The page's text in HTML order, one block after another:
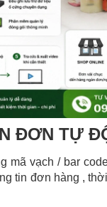
ĐƠN TỰ
mã vạch / bar
tin đơn hàng ,